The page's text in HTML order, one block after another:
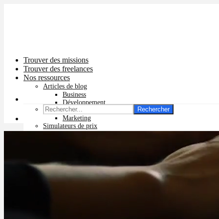
Trouver des missions
Trouver des freelances
Nos ressources
Articles de blog
Business
Développement
Graphisme
Marketing
Simulateurs de prix
Prix pub Instagram
Prix logiciel
Prix chatbot
Rechercher